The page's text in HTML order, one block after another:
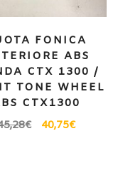
FONICA
ABS
CTX 1300 /
TONE WHEEL
CTX1300
€ 40,75€